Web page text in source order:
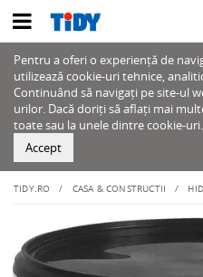
Pentru a oferi o experiență de
utilizează cookie-uri tehnice,
Continuând să navigați pe site-ul
urilor. Dacă doriți să aflați mai
toate sau la unele dintre cookie-uri.
Accept
TIDY.RO CASA & CONSTRUCTII